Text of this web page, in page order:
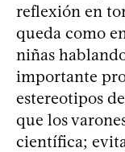
reflexión en
queda como
niñas
importante
estereotipos
que los
científica;